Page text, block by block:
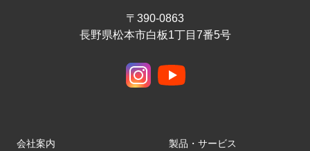
〒390-0863
長野県松本市白板1丁目7番5号
会社案内 製品・サービス